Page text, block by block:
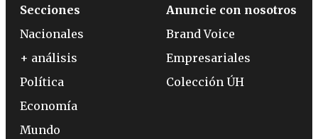
Secciones
Nacionales
+ análisis
Política
Economía
Mundo
Anuncie con nosotros
Brand Voice
Empresariales
Colección ÚH